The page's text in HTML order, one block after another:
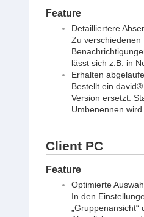
Feature
Detailliertere
Zu verschiedenen
lässt sich z.B. in
Erhalten
Bestellt ein
Version ersetzt.
Umbenennen
Client PC
Feature
Optimierte
In den